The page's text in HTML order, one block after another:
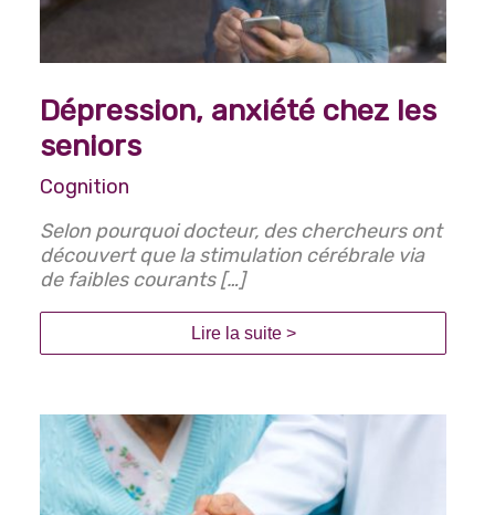
Dépression, anxiété chez les
seniors
Cognition
Selon pourquoi docteur, des chercheurs ont
découvert que la stimulation cérébrale via
de faibles courants […]
Lire la suite >